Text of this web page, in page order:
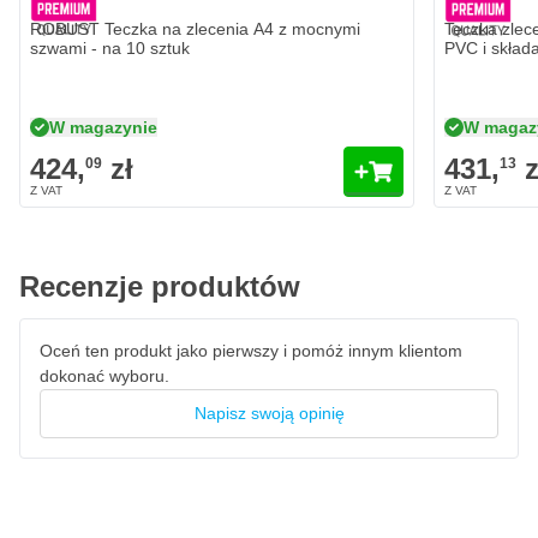
ROBUST Teczka na zlecenia A4 z mocnymi
szwami - na 10 sztuk
W magazynie
424,09 zł
Teczka
PVC i
W
431,13
Recenzje produktów
Oceń ten produkt jako pierwszy i pomóż innym klientom
dokonać wyboru.
Napisz swoją opinię